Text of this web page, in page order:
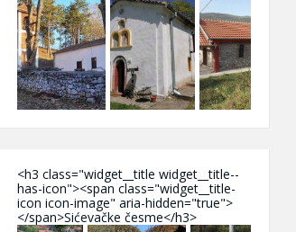
<h3 class="widget__title widget__title--
has-icon"><span class="widget__title-
icon icon-image" aria-hidden="true">
</span>Sićevačke česme</h3>